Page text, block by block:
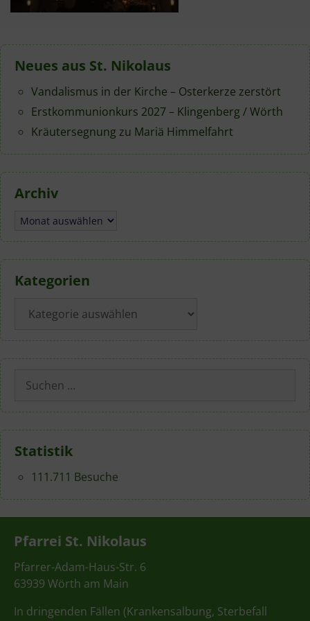
Neues aus St. Nikolaus
Vandalismus in der Kirche – Osterkerze zerstört
Erstkommunionkurs 2027 – Klingenberg / Wörth
Kräutersegnung zu Mariä Himmelfahrt
Archiv
Archiv
Kategorien
Suchen
nach:
Statistik
111.711 Besuche
Pfarrei St. Nikolaus
Pfarrer-Adam-Haus-Str. 6
63939 Wörth am Main
In dringenden Fällen (Krankensalbung, Sterbefall